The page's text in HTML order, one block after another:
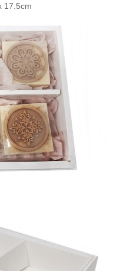
17.5cm